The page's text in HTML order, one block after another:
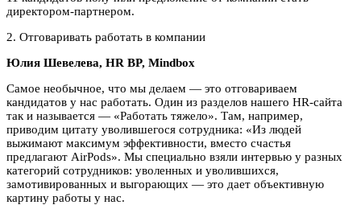
директором-партнером.
2. Отговаривать работать в компании
Юлия Шевелева, HR BP, Mindbox
Самое необычное, что мы делаем — это отговариваем
кандидатов у нас работать. Один из разделов нашего HR-сайта
так и называется — «Работать тяжело». Там, например,
приводим цитату уволившегося сотрудника: «Из людей
выжимают максимум эффективности, вместо счастья
предлагают AirPods». Мы специально взяли интервью у разных
категорий сотрудников: уволенных и уволившихся,
замотивированных и выгорающих — это дает объективную
картину работы у нас.